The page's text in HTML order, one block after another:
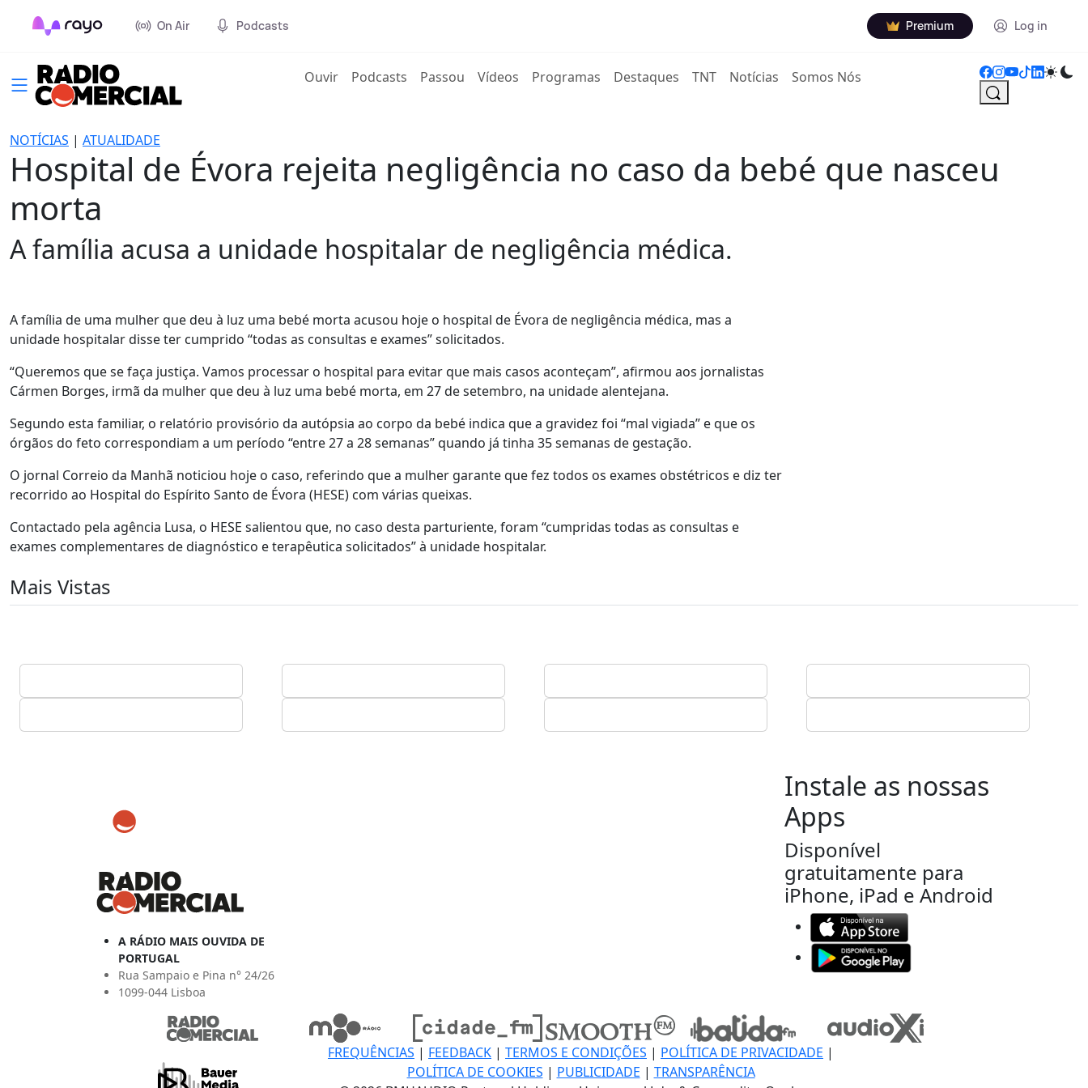
On Air Podcasts Premium Log in
Ouvir(current)
Podcasts Passou Vídeos Programas Destaques TNT Notícias Somos Nós
NOTÍCIAS | ATUALIDADE
Hospital de Évora rejeita negligência no caso da bebé que nasceu
morta
A família acusa a unidade hospitalar de negligência médica.
A família de uma mulher que deu à luz uma bebé morta acusou hoje o hospital de Évora de negligência médica, mas a
unidade hospitalar disse ter cumprido “todas as consultas e exames” solicitados.
“Queremos que se faça justiça. Vamos processar o hospital para evitar que mais casos aconteçam”, afirmou aos jornalistas
Cármen Borges, irmã da mulher que deu à luz uma bebé morta, em 27 de setembro, na unidade alentejana.
Segundo esta familiar, o relatório provisório da autópsia ao corpo da bebé indica que a gravidez foi “mal vigiada” e que os
órgãos do feto correspondiam a um período “entre 27 a 28 semanas” quando já tinha 35 semanas de gestação.
O jornal Correio da Manhã noticiou hoje o caso, referindo que a mulher garante que fez todos os exames obstétricos e diz ter
recorrido ao Hospital do Espírito Santo de Évora (HESE) com várias queixas.
Contactado pela agência Lusa, o HESE salientou que, no caso desta parturiente, foram “cumpridas todas as consultas e
exames complementares de diagnóstico e terapêutica solicitados” à unidade hospitalar.
Mais Vistas
A RÁDIO MAIS OUVIDA DE
PORTUGAL
Rua Sampaio e Pina n° 24/26
1099-044 Lisboa
Instale as nossas
Apps
Disponível
gratuitamente para
iPhone, iPad e Android
FREQUÊNCIAS | FEEDBACK | TERMOS E CONDIÇÕES | POLÍTICA DE PRIVACIDADE |
POLÍTICA DE COOKIES | PUBLICIDADE | TRANSPARÊNCIA